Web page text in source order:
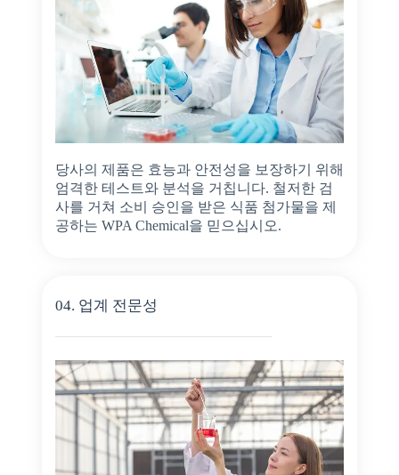
당사의 제품은 효능과 안전성을 보장하기 위해
엄격한 테스트와 분석을 거칩니다. 철저한 검
사를 거쳐 소비 승인을 받은 식품 첨가물을 제
공하는 WPA Chemical을 믿으십시오.
04. 업계 전문성